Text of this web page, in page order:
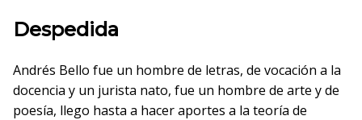
Despedida
Andrés Bello fue un hombre de letras, de vocación a la
docencia y un jurista nato, fue un hombre de arte y de
poesía, llego hasta a hacer aportes a la teoría de